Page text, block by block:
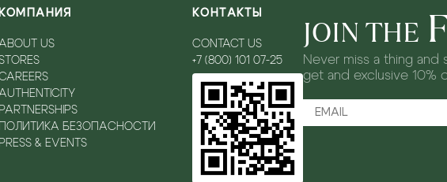
КОМПАНИЯ
US
PARTNERSHIPS
ПОЛИТИКА БЕЗОПАСНОСТИ
PRESS & EVENTS
КОНТАКТЫ
CONTACT US
+7 (800) 101 07-25
JOIN THE
Never miss a thing
get and exclusive 10%